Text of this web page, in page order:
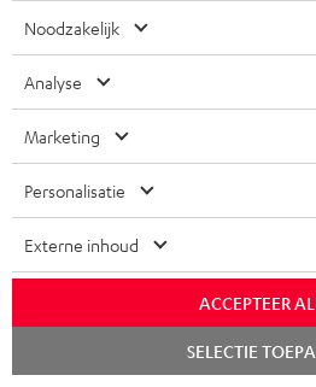
Inhoud levering
Teufel STEREO L
1 × Teufel STEREO L - Passieve
1 × Teufel STEREO L - Actieve speaker
Noodzakelijk
Analyse
Marketing
Personalisatie
Externe inhoud
ACCEPTEER
SELECTIE